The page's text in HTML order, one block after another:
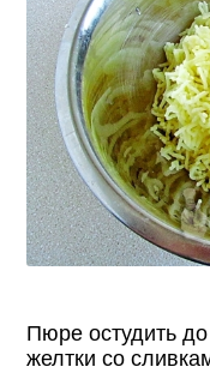
Пюре остудить
желтки со